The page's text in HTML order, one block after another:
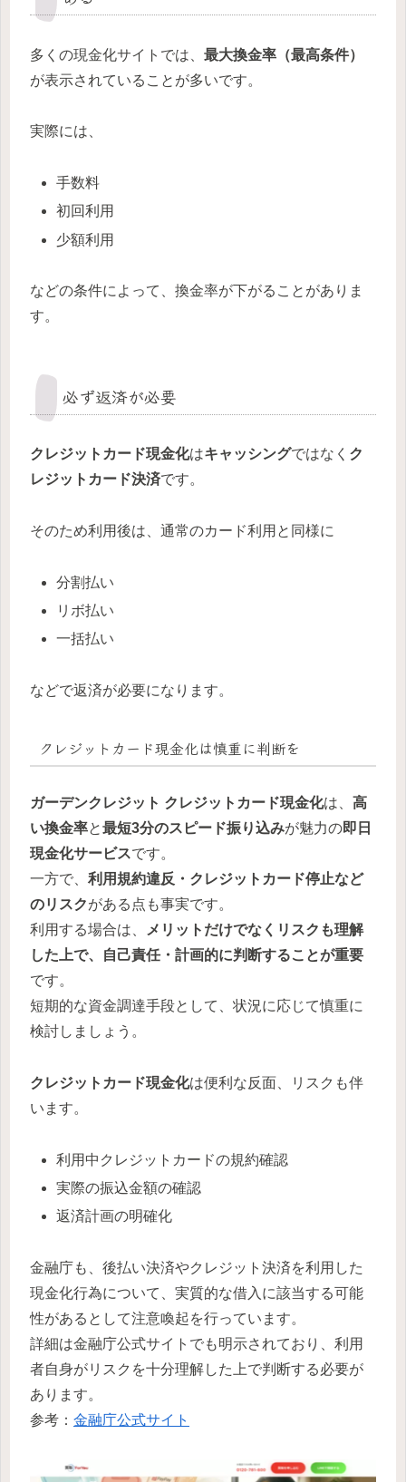
多くの現金化サイトでは、 最大換金率（最高条件）
が表示されていることが多いです。
実際には、
手数料
初回利用
少額利用
などの条件によって、換金率が下がることがありま
す。
必ず返済が必要
クレジットカード現金化はキャッシングではなく ク
レジットカード決済です。
そのため利用後は、通常のカード利用と同様に
分割払い
リボ払い
一括払い
などで返済が必要になります。
クレジットカード現金化は慎重に判断を
ガーデンクレジット クレジットカード現金化は、 高
い換金率と最短3分のスピード振り込みが魅力の即日
現金化サービスです。
一方で、 利用規約違反・クレジットカード停止など
のリスクがある点も事実です。
利用する場合は、
メリットだけでなくリスクも理解
した上で、自己責任・計画的に判断することが重要
です。
短期的な資金調達手段として、状況に応じて慎重に
検討しましょう。
クレジットカード現金化は便利な反面、リスクも伴
います。
利用中クレジットカードの規約確認
実際の振込金額の確認
返済計画の明確化
金融庁も、後払い決済やクレジット決済を利用した
現金化行為について、実質的な借入に該当する可能
性があるとして注意喚起を行っています。
詳細は金融庁公式サイトでも明示されており、利用
者自身がリスクを十分理解した上で判断する必要が
あります。
参考： 金融庁公式サイト